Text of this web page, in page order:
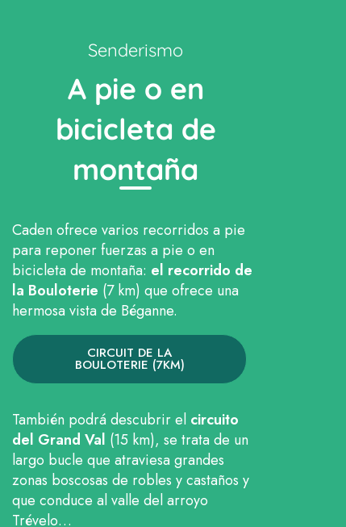
Senderismo
A pie o en
bicicleta de
montaña
Caden ofrece varios recorridos a pie
para reponer fuerzas a pie o en
bicicleta de montaña: el recorrido de
la Bouloterie (7 km) que ofrece una
hermosa vista de Béganne.
CIRCUIT DE LA
BOULOTERIE (7KM)
También podrá descubrir el circuito
del Grand Val (15 km), se trata de un
largo bucle que atraviesa grandes
zonas boscosas de robles y castaños y
que conduce al valle del arroyo
Trévelo…